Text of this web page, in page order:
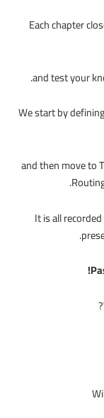
Each chapter
and test your
We start by
and then move to
It is all